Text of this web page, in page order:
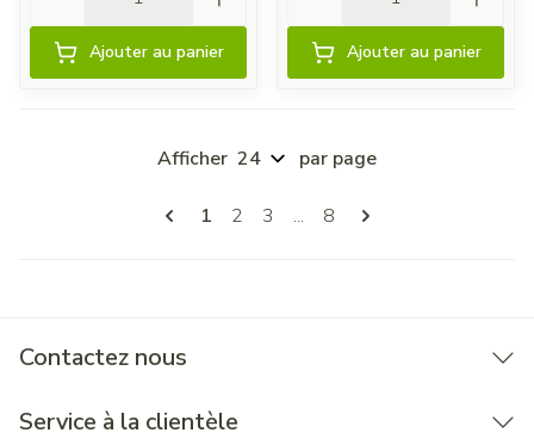
Ajouter au panier Ajouter au panier
Pages
Vous lisez actuellement la page
1 Page
2 Page
3 ... Page
8
Afficher par page
Contactez nous
Service à la clientèle